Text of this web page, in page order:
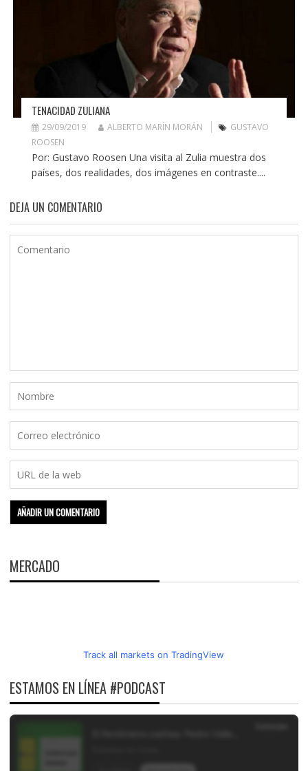
TENACIDAD ZULIANA
29/09/2019 ALBERTO MARÍN MORÁN
GUSTAVO
ROOSEN
Por: Gustavo Roosen Una visita al Zulia muestra dos
países, dos realidades, dos imágenes en contraste....
DEJA UN COMENTARIO
MERCADO
Track all markets on TradingView
ESTAMOS EN LÍNEA #PODCAST